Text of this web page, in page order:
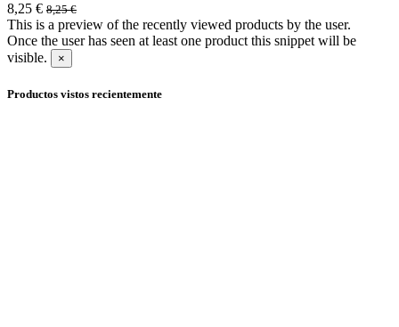
8,25 € 8,25€
This is a preview of the recently viewed products by the user.
Once the user has seen at least one product this snippet will be
visible.
×
Productos vistos recientemente